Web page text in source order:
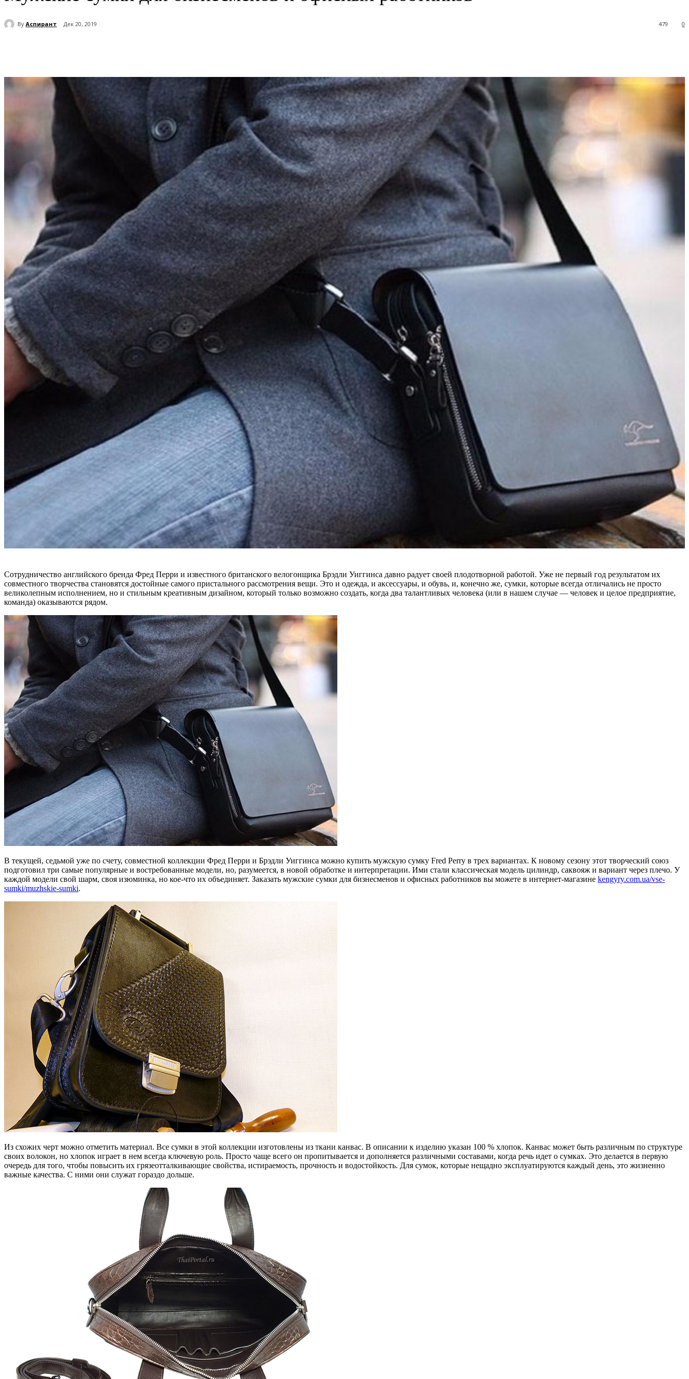
By Аспирант Дек 20, 2019 0
479
Сотрудничество английского бренда Фред Перри и известного британского велогонщика Брэдли Уиггинса давно радует своей плодотворной работой. Уже не первый год результатом их
совместного творчества становятся достойные самого пристального рассмотрения вещи. Это и одежда, и аксессуары, и обувь, и, конечно же, сумки, которые всегда отличались не просто
великолепным исполнением, но и стильным креативным дизайном, который только возможно создать, когда два талантливых человека (или в нашем случае — человек и целое предприятие,
команда) оказываются рядом.
В текущей, седьмой уже по счету, совместной коллекции Фред Перри и Брэдли Уиггинса можно купить мужскую сумку Fred Perry в трех вариантах. К новому сезону этот творческий союз
подготовил три самые популярные и востребованные модели, но, разумеется, в новой обработке и интерпретации. Ими стали классическая модель цилиндр, саквояж и вариант через плечо. У
каждой модели свой шарм, своя изюминка, но кое-что их объединяет. Заказать мужские сумки для бизнесменов и офисных работников вы можете в интернет-магазине kengyry.com.ua/vse-
sumki/muzhskie-sumki.
Из схожих черт можно отметить материал. Все сумки в этой коллекции изготовлены из ткани канвас. В описании к изделию указан 100 % хлопок. Канвас может быть различным по структуре
своих волокон, но хлопок играет в нем всегда ключевую роль. Просто чаще всего он пропитывается и дополняется различными составами, когда речь идет о сумках. Это делается в первую
очередь для того, чтобы повысить их грязеотталкивающие свойства, истираемость, прочность и водостойкость. Для сумок, которые нещадно эксплуатируются каждый день, это жизненно
важные качества. С ними они служат гораздо дольше.